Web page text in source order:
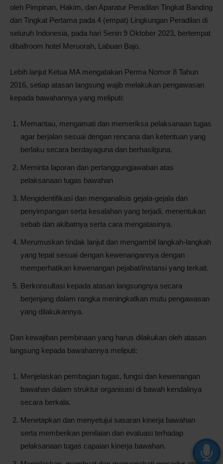
oleh Pimpinan, Hakim, dan Aparatur Peradilan Tingkat Banding
dan Tingkat Pertama pada 4 (empat) Lingkungan Peradilan di
seluruh Indonesia, pada hari Senin 9 Oktober 2023, bertempat
diballroom hotel Meruorah, Labuan Bajo.
Lebih lanjut Ketua MA mengatakan Perma Nomor 8 Tahun
2016, setiap atasan langsung wajib melakukan pengawasan
kepada bawahannya yang meliputi:
Memantau, mengamati dan memeriksa pelaksanaan tugas
agar berjalan sesuai dengan rencana dan ketentuan yang
berlaku secara berdayaguna dan berhasilguna.
Meminta laporan dan pertanggungjawaban atas
pelaksanaan tugas bawahan
Mengidentifikasi dan menganalisis gejala-gejala dan
penyimpangan serta kesalahan yang terjadi, menentukan
sebab dan akibatnya serta cara mengatasinya.
Merumuskan tindak lanjut dan mengambil langkah-langkah
yang tepat sesuai dengan kewenangannya dengan
memperhatikan kewenangan pejabat/instansi yang terkait.
Berkonsultasi kepada atasan langsungnya secara
berjenjang dalam rangka meningkatkan mutu pengawasan
yang dilakukannya.
Dan kewajiban pembinaan yang harus dilakukan oleh atasan
langsung kepada bawahannya meliputi:
Menjelaskan pembagian tugas, fungsi dan kewenangan
bawahan dalam struktur organisasi di bawah kendalinya
secara berkala.
Menetapkan dan menyetujui sasaran kinerja bawahan
serta memberikan penilaian dan evaluasi terhadap
pelaksanaan tugas capaian kinerja bawahan.